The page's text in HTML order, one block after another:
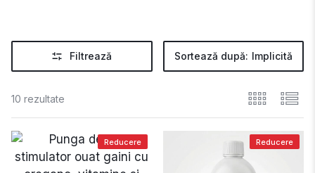
Filtrează Sortează după: Implicită
10 rezultate
Reducere Reducere